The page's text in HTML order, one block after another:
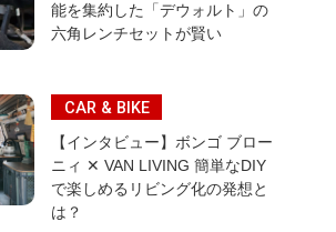
能を集約した「デウォルト」の
六角レンチセットが賢い
CAR & BIKE
【インタビュー】ボンゴ ブロー
ニィ ✕ VAN LIVING 簡単なDIY
で楽しめるリビング化の発想と
は？